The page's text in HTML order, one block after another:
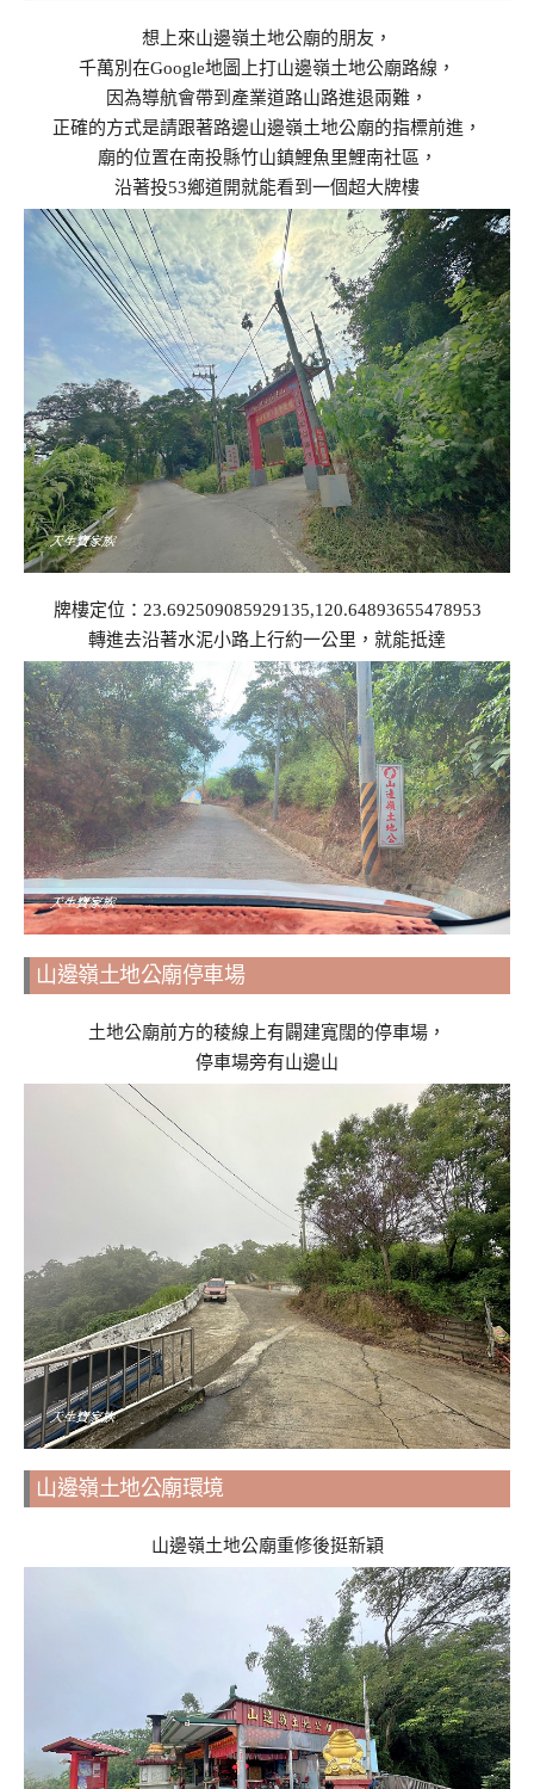
想上來山邊嶺土地公廟的朋友，
千萬別在Google地圖上打山邊嶺土地公廟路線，
因為導航會帶到產業道路山路進退兩難，
正確的方式是請跟著路邊山邊嶺土地公廟的指標前進，
廟的位置在南投縣竹山鎮鯉魚里鯉南社區，
沿著投53鄉道開就能看到一個超大牌樓
牌樓定位：23.692509085929135,120.64893655478953
轉進去沿著水泥小路上行約一公里，就能抵達
山邊嶺土地公廟停車場
土地公廟前方的稜線上有闢建寬闊的停車場，
停車場旁有山邊山
山邊嶺土地公廟環境
山邊嶺土地公廟重修後挺新穎